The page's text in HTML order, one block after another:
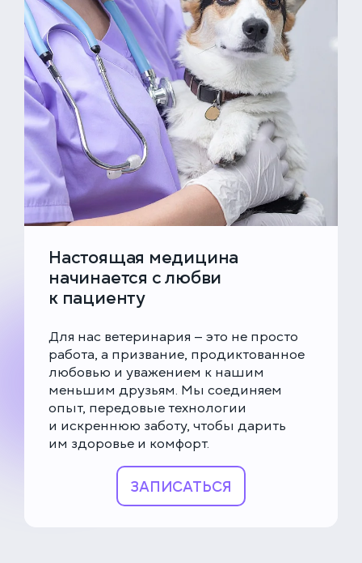
Настоящая медицина
начинается с любви
к пациенту
Для нас ветеринария — это не просто
работа, а призвание, продиктованное
любовью и уважением к нашим
меньшим друзьям. Мы соединяем
опыт, передовые технологии
и искреннюю заботу, чтобы дарить
им здоровье и комфорт.
ЗАПИСАТЬСЯ